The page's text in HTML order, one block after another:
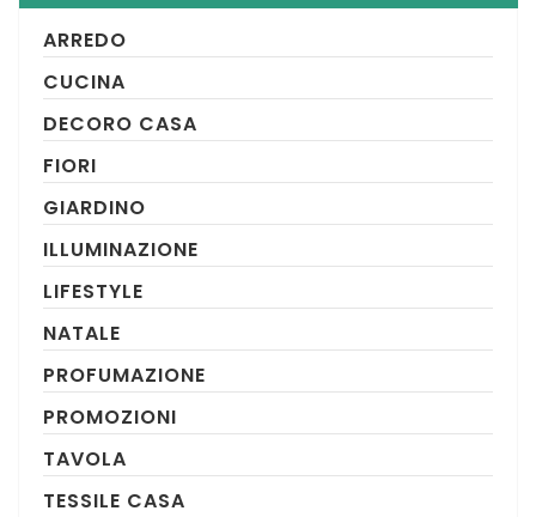
ARREDO
CUCINA
DECORO CASA
FIORI
GIARDINO
ILLUMINAZIONE
LIFESTYLE
NATALE
PROFUMAZIONE
PROMOZIONI
TAVOLA
TESSILE CASA